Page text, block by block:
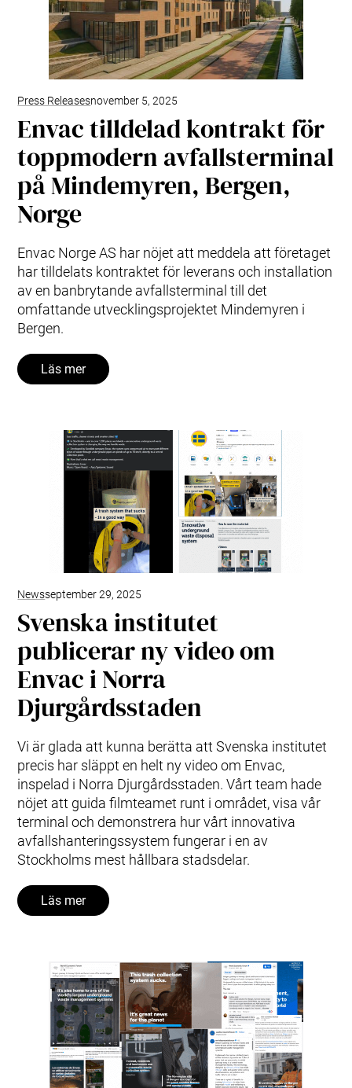
Press Releasesnovember 5, 2025
Envac tilldelad kontrakt för
toppmodern avfallsterminal
på Mindemyren, Bergen,
Norge
Envac Norge AS har nöjet att meddela att företaget
har tilldelats kontraktet för leverans och installation
av en banbrytande avfallsterminal till det
omfattande utvecklingsprojektet Mindemyren i
Bergen.
Läs mer
Newsseptember 29, 2025
Svenska institutet
publicerar ny video om
Envac i Norra
Djurgårdsstaden
Vi är glada att kunna berätta att Svenska institutet
precis har släppt en helt ny video om Envac,
inspelad i Norra Djurgårdsstaden. Vårt team hade
nöjet att guida filmteamet runt i området, visa vår
terminal och demonstrera hur vårt innovativa
avfallshanteringssystem fungerar i en av
Stockholms mest hållbara stadsdelar.
Läs mer